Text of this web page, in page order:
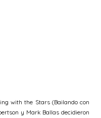
with the Stars (Bailando con
y Mark Ballas decidieron